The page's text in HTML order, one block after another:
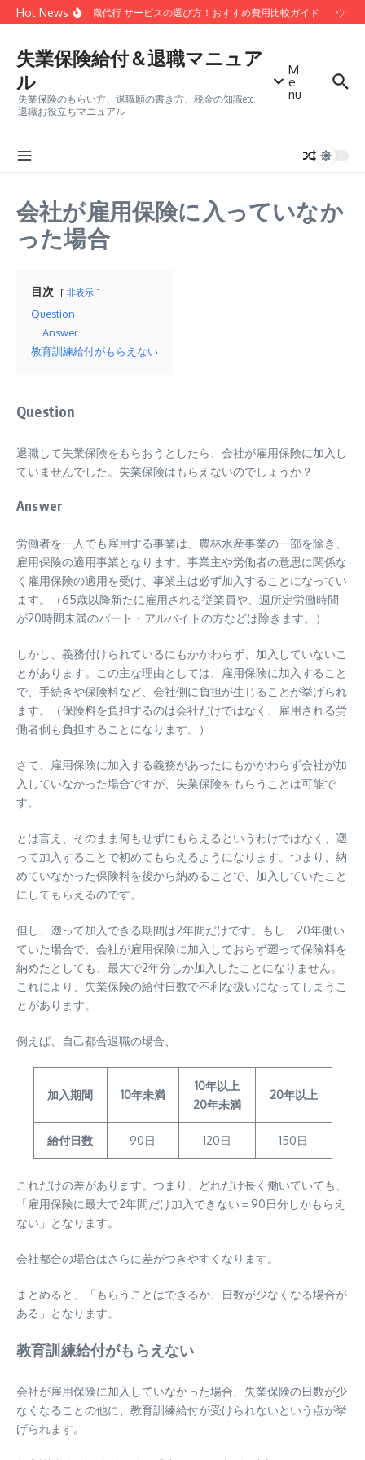
コンテンツへスキップ
Hot News安い 退職代行 サービスの選び方！おすすめ費用比較ガイド ウー
失業保険給付＆退職マニュア
ル
失業保険のもらい方、退職願の書き方、税金の知識etc.
退職お役立ちマニュアル
M
e
nu
会社が雇用保険に入っていなか
った場合
目次 非表示
Question
Answer
教育訓練給付がもらえない
Question
退職して失業保険をもらおうとしたら、会社が雇用保険に加入し
ていませんでした。失業保険はもらえないのでしょうか？
Answer
労働者を一人でも雇用する事業は、農林水産事業の一部を除き、
雇用保険の適用事業となります。事業主や労働者の意思に関係な
く雇用保険の適用を受け、事業主は必ず加入することになってい
ます。（65歳以降新たに雇用される従業員や、週所定労働時間
が20時間未満のパート・アルバイトの方などは除きます。）
しかし、義務付けられているにもかかわらず、加入していないこ
とがあります。この主な理由としては、雇用保険に加入すること
で、手続きや保険料など、会社側に負担が生じることが挙げられ
ます。（保険料を負担するのは会社だけではなく、雇用される労
働者側も負担することになります。）
さて、雇用保険に加入する義務があったにもかかわらず会社が加
入していなかった場合ですが、失業保険をもらうことは可能で
す。
とは言え、そのまま何もせずにもらえるというわけではなく、遡
って加入することで初めてもらえるようになります。つまり、納
めていなかった保険料を後から納めることで、加入していたこと
にしてもらえるのです。
但し、遡って加入できる期間は2年間だけです。もし、20年働い
ていた場合で、会社が雇用保険に加入しておらず遡って保険料を
納めたとしても、最大で2年分しか加入したことになりません。
これにより、失業保険の給付日数で不利な扱いになってしまうこ
とがあります。
例えば、自己都合退職の場合、
加入期間 10年未満
10年以上
20年未満
20年以上
給付日数 90日 120日 150日
これだけの差があります。つまり、どれだけ長く働いていても、
「雇用保険に最大で2年間だけ加入できない＝90日分しかもらえ
ない」となります。
会社都合の場合はさらに差がつきやすくなります。
まとめると、「もらうことはできるが、日数が少なくなる場合が
ある」となります。
教育訓練給付がもらえない
会社が雇用保険に加入していなかった場合、失業保険の日数が少
なくなることの他に、教育訓練給付が受けられないという点が挙
げられます。